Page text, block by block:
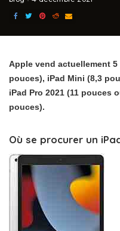
Apple vend actuellement 5
pouces), iPad Mini (8,3
iPad Pro 2021 (11 pouces
pouces).
Où se procurer un